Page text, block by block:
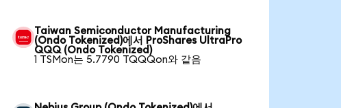
Taiwan Semiconductor Manufacturing
(Ondo Tokenized)에서 ProShares UltraPro
QQQ (Ondo Tokenized)
1 TSMon는 5.7790 TQQQon와 같음